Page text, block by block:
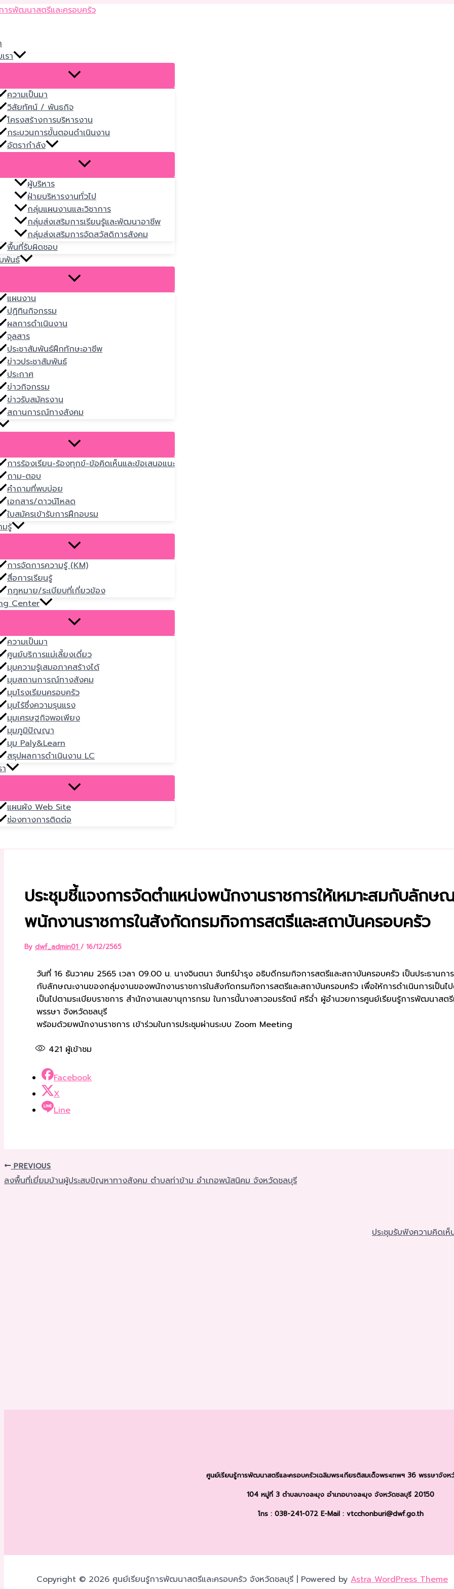
Skip
รา
ความเป็นมา
วิสัยทัศน์ / พันธกิจ
โครงสร้างการบริหารงาน
กระบวนการขั้นตอนดำเนินงาน
อัตรากำลัง
ผู้บริหาร
ฝ่ายบริหารงานทั่วไป
กลุ่มแผนงานและวิชาการ
กลุ่มส่งเสริมการเรียนรู้และพัฒนาอาชีพ
กลุ่มส่งเสริมการจัดสวัสดิการสังคม
พื้นที่รับผิดชอบ
พันธ์
แผนงาน
ปฏิทินกิจกรรม
ผลการดำเนินงาน
จุลสาร
ประชาสัมพันธ์ฝึกทักษะอาชีพ
ข่าวประชาสัมพันธ์
ประกาศ
ข่าวกิจกรรม
ข่าวรับสมัครงาน
สถานการณ์ทางสังคม
การร้องเรียน-ร้องทุกข์-ข้อคิดเห็นและข้อเสนอแนะ
ถาม-ตอบ
คำถามที่พบบ่อย
เอกสาร/ดาวน์โหลด
ใบสมัครเข้ารับการฝึกอบรม
รู้
การจัดการความรู้ (KM)
สื่อการเรียนรู้
กฎหมาย/ระเบียบที่เกี่ยวข้อง
Center
ความเป็นมา
ศูนย์บริการแม่เลี้ยงเดี่ยว
มุมความรู้เสมอภาคสร้างได้
มุมสถานการณ์ทางสังคม
มุมโรงเรียนครอบครัว
มุมไร้ซึ่งความรุนแรง
มุมเศรษฐกิจพอเพียง
มุมภูมิปัญญา
มุม Paly&Learn
สรุปผลการดำเนินงาน LC
แผนผัง Web Site
ช่องทางการติดต่อ
ประชุมชี้แจงการจัดตำแหน่งพนักงานราชการให้เหมาะสมกับลัก
พนักงานราชการในสังกัดกรมกิจการสตรีและสถาบันครอบครัว
By dwf_admin01 / 16/12/2565
วันที่ 16 ธันวาคม 2565 เวลา 09.00 น. นางจินตนา จันทร์บำรุง อธิบดีกรมกิจการสตรีและสถาบันครอบครัว เป็นประธานกา
กับลักษณะงานของกลุ่มงานของพนักงานราชการในสังกัดกรมกิจการสตรีและสถาบันครอบครัว เพื่อให้การดำเนินการเป็น
เป็นไปตามระเบียบราชการ สำนักงานเลขานุการกรม ในการนี้นางสาวอมรรัตน์ ศรีฉ่ำ ผู้อำนวยการศูนย์เรียนรู้การพัฒนาสต
พรรษา จังหวัดชลบุรี
พร้อมด้วยพนักงานราชการ เข้าร่วมในการประชุมผ่านระบบ Zoom Meeting
421 ผู้เข้าชม
Facebook
X
Line
PREVIOUS
ลงพื้นที่เยี่ยมบ้านผู้ประสบปัญหาทางสังคม ตำบลท่าข้าม อำเภอพนัสนิคม จังหวัดชลบุรี
ประชุมรับฟังความคิดเ
ศูนย์เรียนรู้การพัฒนาสตรีและครอบครัวเฉลิมพระเกียรติสมเด็จพระเทพฯ 36 พรรษาจังห
104 หมู่ที่ 3 ตำบลบางละมุง อำเภอบางละมุง จังหวัดชลบุรี 20150
โทร : 038-241-072 E-Mail : vtcchonburi@dwf.go.th
Copyright © 2026 ศูนย์เรียนรู้การพัฒนาสตรีและครอบครัว จังหวัดชลบุรี | Powered by Astra WordPress Theme